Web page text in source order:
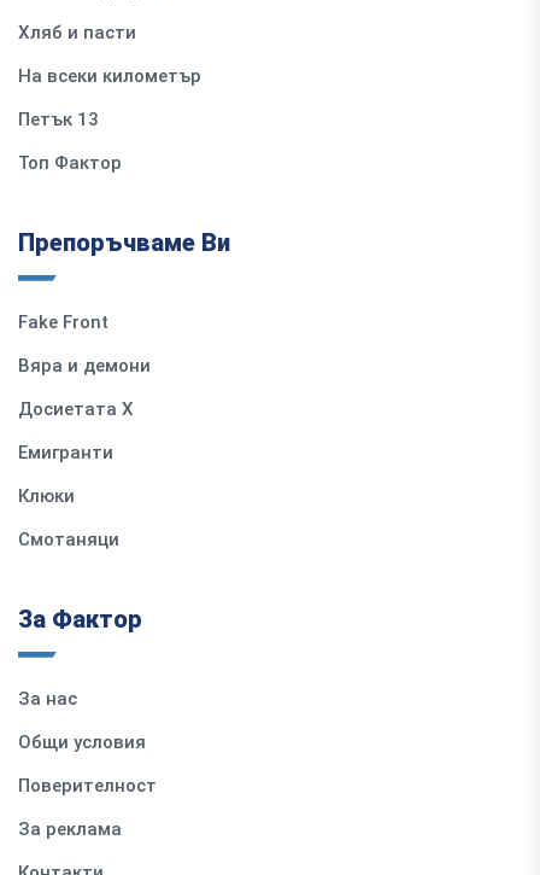
Хляб и пасти
На всеки километър
Петък 13
Топ Фактор
Препоръчваме Ви
Fake Front
Вяра и демони
Досиетата Х
Емигранти
Клюки
Смотаняци
За Фактор
За нас
Общи условия
Поверителност
За реклама